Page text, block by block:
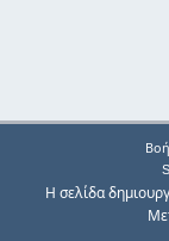
Η σελίδα